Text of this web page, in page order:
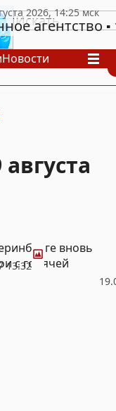
агентство
Новости
13:32
Фотовновь
с горячей